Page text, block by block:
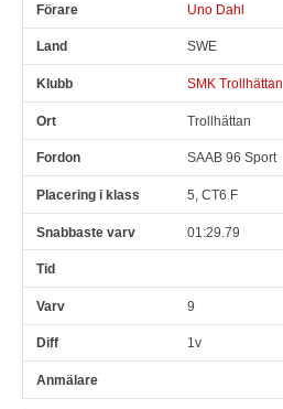
Uno Dahl
SWE
SMK Trollhättan
Trollhättan
SAAB 96 Sport
5, CT6 F
01:29.79
9
1v